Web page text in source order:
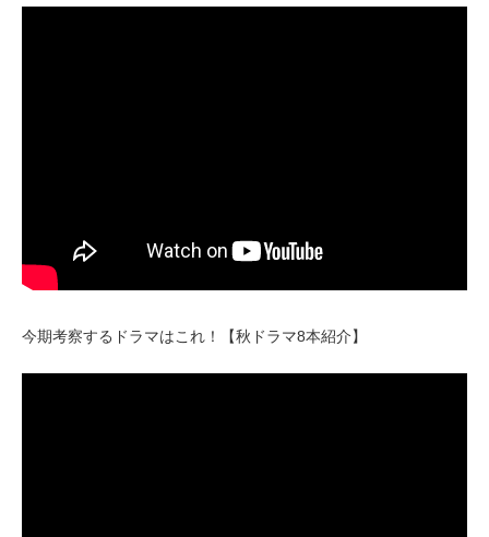
今期考察するドラマはこれ！【秋ドラマ8本紹介】